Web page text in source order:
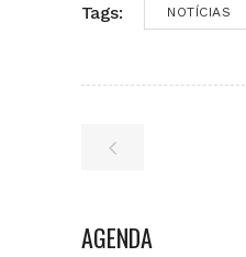
Tags: NOTÍCIAS
AGENDA